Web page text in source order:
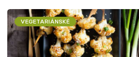
VEGETARIÁNSKÉ